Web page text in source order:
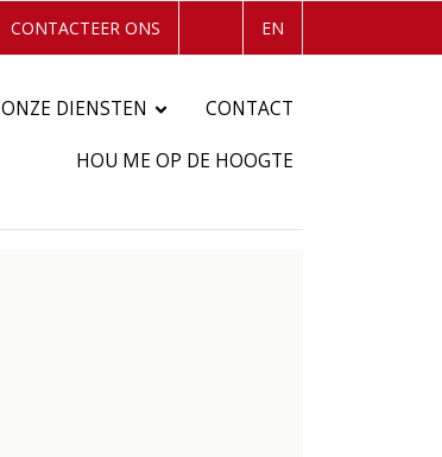
CONTACTEER ONS EN
ONZE DIENSTEN CONTACT
HOU ME OP DE HOOGTE